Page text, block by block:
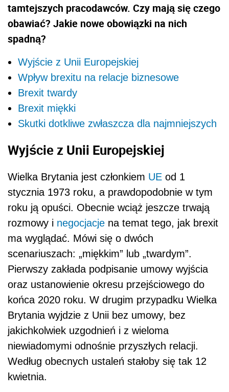
tamtejszych pracodawców. Czy mają się czego
obawiać? Jakie nowe obowiązki na nich
spadną?
Wyjście z Unii Europejskiej
Wpływ brexitu na relacje biznesowe
Brexit twardy
Brexit miękki
Skutki dotkliwe zwłaszcza dla najmniejszych
Wyjście z Unii Europejskiej
Wielka Brytania jest członkiem UE od 1
stycznia 1973 roku, a prawdopodobnie w tym
roku ją opuści. Obecnie wciąż jeszcze trwają
rozmowy i negocjacje na temat tego, jak brexit
ma wyglądać. Mówi się o dwóch
scenariuszach: „miękkim” lub „twardym”.
Pierwszy zakłada podpisanie umowy wyjścia
oraz ustanowienie okresu przejściowego do
końca 2020 roku. W drugim przypadku Wielka
Brytania wyjdzie z Unii bez umowy, bez
jakichkolwiek uzgodnień i z wieloma
niewiadomymi odnośnie przyszłych relacji.
Według obecnych ustaleń stałoby się tak 12
kwietnia.